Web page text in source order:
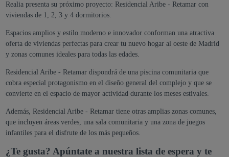
Realia presenta su próximo proyecto: Residencial Aribe - Retamar con
viviendas de 1, 2, 3 y 4 dormitorios.
Espacios amplios y estilo moderno e innovador conforman una atractiva
oferta de viviendas perfectas para crear tu nuevo hogar al oeste de Madrid
y zonas comunes ideales para todas las edades.
Residencial Aribe - Retamar dispondrá de una piscina comunitaria que
cobra especial protagonismo en el diseño general del complejo y que se
convierte en el espacio de mayor actividad durante los meses estivales.
Además, Residencial Aribe - Retamar tiene otras amplias zonas comunes,
que incluyen áreas verdes, una sala comunitaria y una zona de juegos
infantiles para el disfrute de los más pequeños.
¿Te gusta? Apúntate a nuestra lista de espera y te